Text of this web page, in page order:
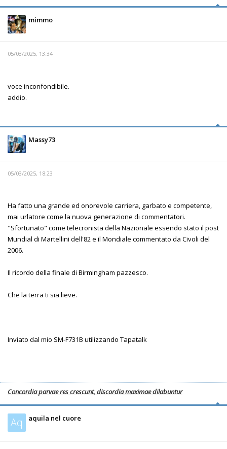
mimmo
05/03/2025, 13:34
voce inconfondibile.
addio.
Massy73
05/03/2025, 18:23
Ha fatto una grande ed onorevole carriera, garbato e competente,
mai urlatore come la nuova generazione di commentatori.
"Sfortunato" come telecronista della Nazionale essendo stato il post
Mundial di Martellini dell'82 e il Mondiale commentato da Civoli del
2006.
Il ricordo della finale di Birmingham pazzesco.
Che la terra ti sia lieve.
Inviato dal mio SM-F731B utilizzando Tapatalk
Concordia parvae res crescunt, discordia maximae dilabuntur
Aq aquila nel cuore